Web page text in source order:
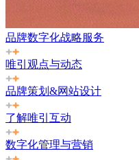
品牌数字化战略服务
唯引观点与动态
品牌策划&网站设计
了解唯引互动
数字化管理与营销